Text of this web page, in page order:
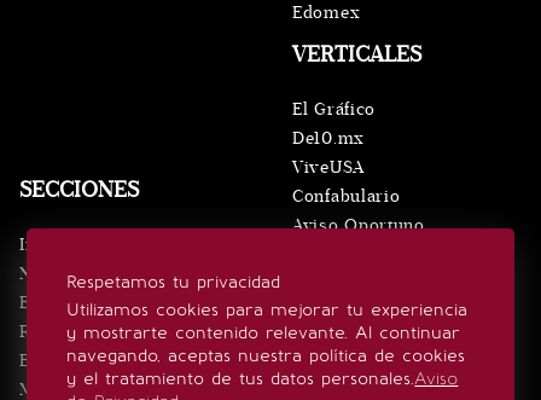
Respetamos tu privacidad
Utilizamos cookies para mejorar tu experiencia
y mostrarte contenido relevante. Al continuar
navegando, aceptas nuestra política de cookies
y el tratamiento de tus datos personales.Aviso
SECCIONES
Inicio
Noticias
Eventos
Realeza
Estilo de vida
Minuto x Minuto
VERTICALES
El Gráfico
De10.mx
ViveUSA
Confabulario
Aviso Oportuno
Edomex
SÍGUENOS